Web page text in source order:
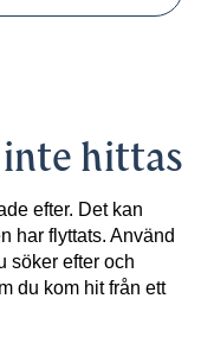
inte hittas
efter. Det kan
har flyttats. Använd
söker efter och
du kom hit från ett